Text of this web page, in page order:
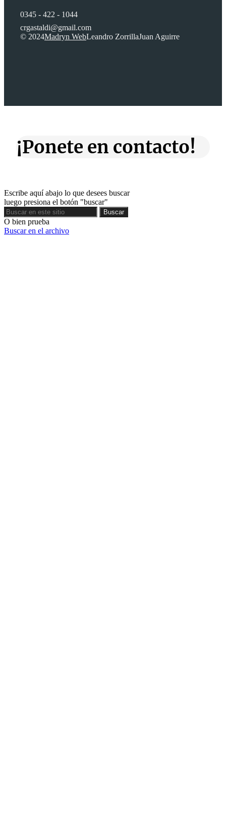
0345 - 422 - 1044
crgastaldi@gmail.com
© 2024Madryn WebLeandro ZorrillaJuan Aguirre
¡Ponete en contacto!
Escribe aquí abajo lo que desees buscar
luego presiona el botón "buscar"
Buscar
Buscar
O bien prueba
Buscar en el archivo